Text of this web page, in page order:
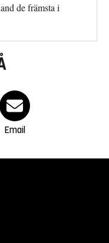
de främsta i
Email